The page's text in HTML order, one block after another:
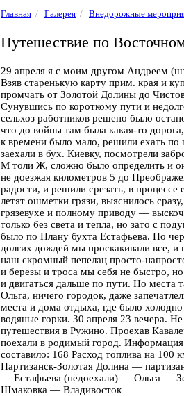
Главная / Галерея / Внедорожные
Путешествие по
29 апреля я с моим другом Андреем
Взяв старенькую карту прим. края и
промчать от Золотой Долины до
Сунувшись по короткому пути и
сельхоз работников решено было
что до войны там была какая-то
к времени было мало, решили ехать по
заехали в бух. Киевку, посмотрели
М толи Ж, сложно было определить и
не доезжая километров 5 до
радости, и решили срезать, в процессе
летят ошметки грязи, выяснилось
грязевухе и полному приводу —
только без света и тепла, но зато с
было по Плану бухта Естафьева. Но
долгих дождей мы проскакивали все, и
наш скромный пепелац просто-
и березы и троса мы себя не быстро,
и двигаться дальше по пути. Но места
Ольга, ничего городок, даже
места и дома отдыха, где было
водяные горки. 30 апреля 23 вечера.
путешествия в Ружино. Проехав
поехали в родимый город.
составило: 168 Расход топлива на
Партизанск-Золотая Долина —
— Естафьева (недоехали) — Ольга —
Шмаковка — Владивосток